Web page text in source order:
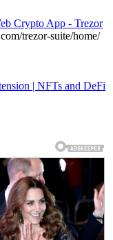
Crypto App - Trezor
trezor-suite/home/
| NFTs and DeFi